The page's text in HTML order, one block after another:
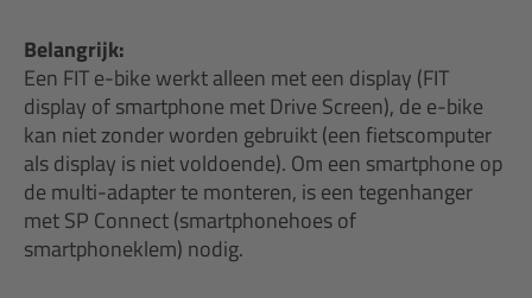
Belangrijk:
Een FIT e-bike werkt alleen met een display (FIT
display of smartphone met Drive Screen), de e-bike
kan niet zonder worden gebruikt (een fietscomputer
als display is niet voldoende). Om een smartphone op
de multi-adapter te monteren, is een tegenhanger
met SP Connect (smartphonehoes of
smartphoneklem) nodig.